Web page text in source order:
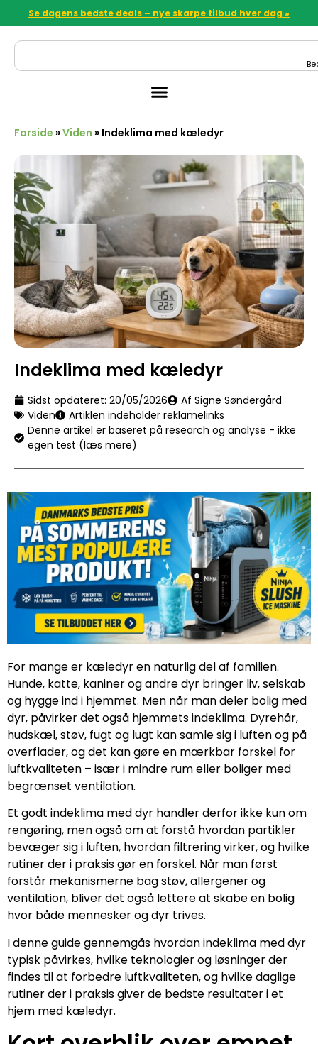
Se dagens bedste deals – nye skarpe tilbud hver dag »
Forside »Viden » Indeklima med kæledyr
Indeklima med kæledyr
Sidst opdateret: 20/05/2026
Af Signe Søndergård
Viden
Artiklen indeholder reklamelinks
Denne artikel er baseret på research og analyse - ikke
egen test (læs mere)
For mange er kæledyr en naturlig del af familien.
Hunde, katte, kaniner og andre dyr bringer liv, selskab
og hygge ind i hjemmet. Men når man deler bolig med
dyr, påvirker det også hjemmets indeklima. Dyrehår,
hudskæl, støv, fugt og lugt kan samle sig i luften og på
overflader, og det kan gøre en mærkbar forskel for
luftkvaliteten – især i mindre rum eller boliger med
begrænset ventilation.
Et godt indeklima med dyr handler derfor ikke kun om
rengøring, men også om at forstå hvordan partikler
bevæger sig i luften, hvordan filtrering virker, og hvilke
rutiner der i praksis gør en forskel. Når man først
forstår mekanismerne bag støv, allergener og
ventilation, bliver det også lettere at skabe en bolig
hvor både mennesker og dyr trives.
I denne guide gennemgås hvordan indeklima med dyr
typisk påvirkes, hvilke teknologier og løsninger der
findes til at forbedre luftkvaliteten, og hvilke daglige
rutiner der i praksis giver de bedste resultater i et
hjem med kæledyr.